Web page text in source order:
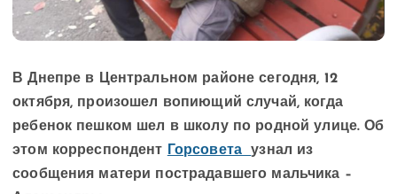
В Днепре в Центральном районе сегодня, 12
октября, произошел вопиющий случай, когда
ребенок пешком шел в школу по родной улице. Об
этом корреспондент Горсоветаузнал из
сообщения матери пострадавшего мальчика –